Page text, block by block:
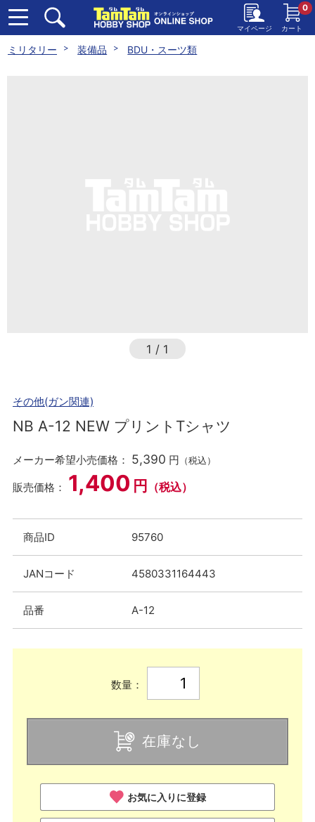
マイページ カート
0
ミリタリー 装備品 BDU・スーツ類
1 / 1
その他(ガン関連)
NB A-12 NEW プリントTシャツ
メーカー希望小売価格： 5,390 円 （税込）
販売価格： 1,400 円 （税込）
商品ID 95760
JANコード 4580331164443
品番 A-12
数量：
在庫なし
お気に入りに登録